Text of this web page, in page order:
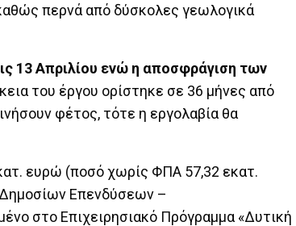
περνά από δύσκολες γεωλογικά
13 Απριλίου ενώ η αποσφράγιση των
του έργου ορίστηκε σε 36 μήνες από
φέτος, τότε η εργολαβία θα
ευρώ (ποσό χωρίς ΦΠΑ 57,32 εκατ.
Επενδύσεων –
στο Επιχειρησιακό Πρόγραμμα «Δυτική